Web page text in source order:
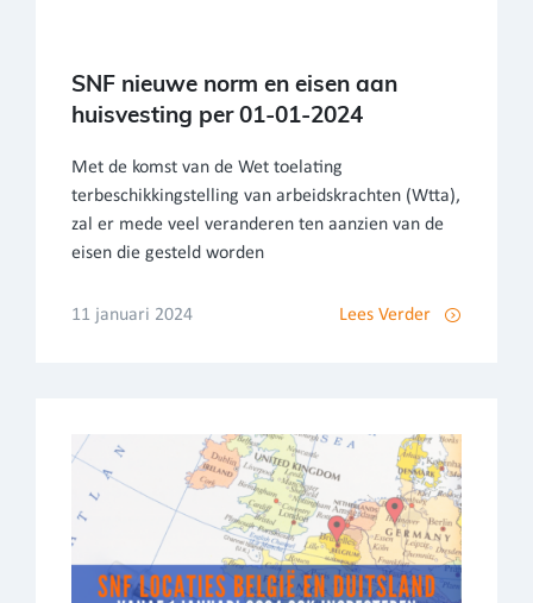
SNF nieuwe norm en eisen aan
huisvesting per 01-01-2024
Met de komst van de Wet toelating
terbeschikkingstelling van arbeidskrachten (Wtta),
zal er mede veel veranderen ten aanzien van de
eisen die gesteld worden
11 januari 2024 Lees Verder